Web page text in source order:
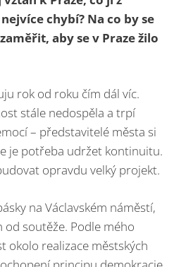
chybí? Na co by se
aby se v Praze žilo
rok od roku čím dál víc.
stále nedospěla a trpí
– představitelé města si
je potřeba udržet kontinuitu.
opravdu velký projekt.
na Václavském náměstí,
soutěže. Podle mého
okolo realizace městských